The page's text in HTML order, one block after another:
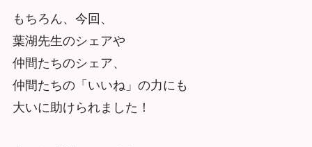
もちろん、今回、
葉湖先生のシェアや
仲間たちのシェア、
仲間たちの「いいね」の力にも
大いに助けられました！